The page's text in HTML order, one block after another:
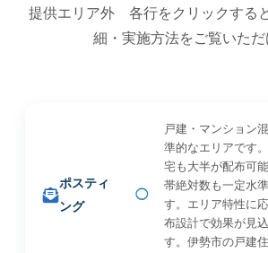
提供エリア外 各行をクリックする
細・実施方法をご覧いただ
ポスティ
ング
◯
戸建・マンション
準的なエリアです
宅も大半が配布可
帯絶対数も一定水
す。エリア特性に
布設計で効果が見
す。伊勢市の戸建